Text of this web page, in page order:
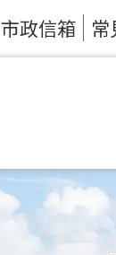
市政信箱 常